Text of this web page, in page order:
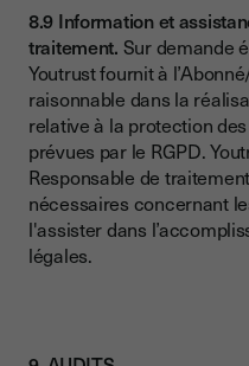
8.9 Information et
traitement. Sur demande
Youtrust fournit à
raisonnable dans la
relative à la protection
prévues par le RGPD.
Responsable de
nécessaires concernant
l'assister dans
légales.